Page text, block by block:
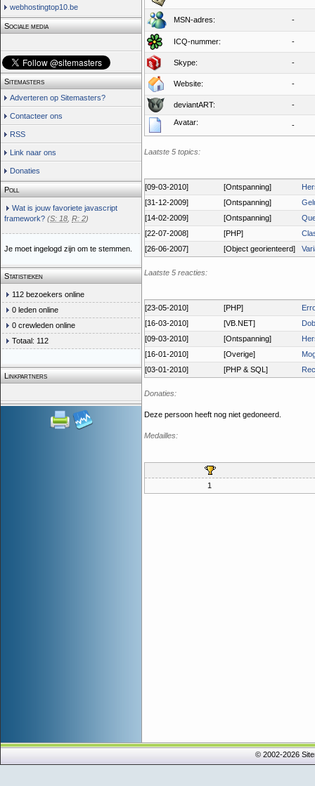
webhostingtop10.be
Sociale media
Sitemasters
Adverteren op Sitemasters?
Contacteer ons
RSS
Link naar ons
Donaties
Poll
Wat is jouw favoriete javascript
framework? (S: 18 R: 2)
Je moet ingelogd zijn om te stemmen.
Statistieken
112 bezoekers online
0 leden online
0 crewleden online
Totaal: 112
Linkpartners
MSN-adres: -
ICQ-nummer: -
Skype: -
Website: -
deviantART: -
Avatar: -
Laatste 5 topics:
[09-03-2010] [Ontspanning]
[31-12-2009]
[Ontspanning]
[14-02-2009]
[Ontspanning]
[22-07-2008]
[PHP]
[26-06-2007]
[Object georienteerd]
Laatste 5 reacties:
[23-05-2010] [PHP]
[16-03-2010]
[VB.NET]
[09-03-2010]
[Ontspanning]
[16-01-2010]
[Overige]
[03-01-2010]
[PHP & SQL]
Donaties:
Deze persoon heeft nog niet gedoneerd.
Medailles:
1
© 2002-2026